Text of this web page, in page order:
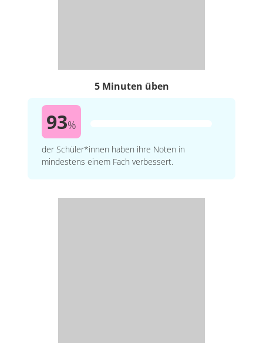
5 Minuten üben
93%
der Schüler*innen haben ihre Noten in
mindestens einem Fach verbessert.